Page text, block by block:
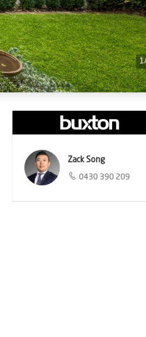
1
Zack Song
0430 390 209